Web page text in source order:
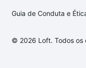
Guia de Conduta e
© 2026 Loft. Todos os